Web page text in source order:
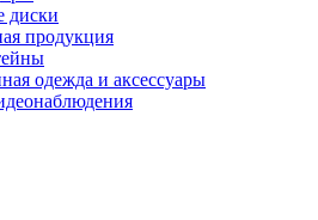
диски
продукция
одежда и аксессуары